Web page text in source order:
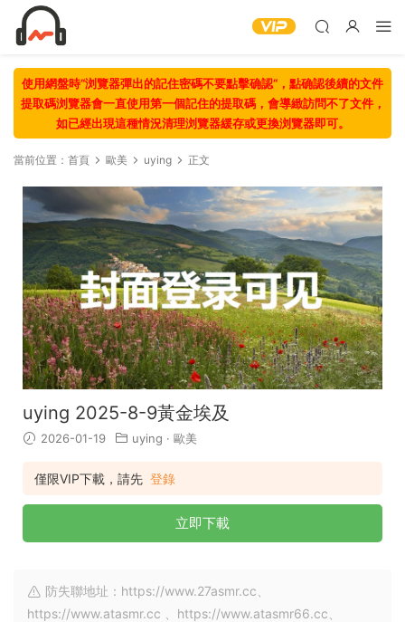
使用網盤時“浏覽器彈出的記住密碼不要點擊确認“，點确認後續的文件
提取碼浏覽器會一直使用第一個記住的提取碼，會導緻訪問不了文件，
如已經出現這種情況清理浏覽器緩存或更換浏覽器即可。
當前位置： 首頁 歐美 uying 正文
uying 2025-8-9黃金埃及
2026-01-19 uying · 歐美
僅限VIP下載，請先 登錄
立即下載
防失聯地址：https://www.27asmr.cc、
https://www.atasmr.cc 、https://www.atasmr66.cc、